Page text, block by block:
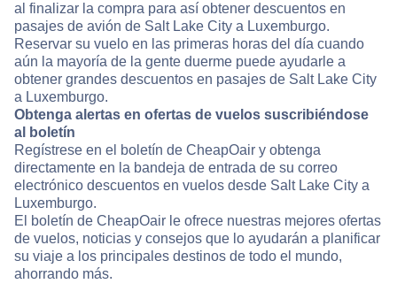
al finalizar la compra para así obtener descuentos en
pasajes de avión de Salt Lake City a Luxemburgo.
Reservar su vuelo en las primeras horas del día cuando
aún la mayoría de la gente duerme puede ayudarle a
obtener grandes descuentos en pasajes de Salt Lake City
a Luxemburgo.
Obtenga alertas en ofertas de vuelos suscribiéndose
al boletín
Regístrese en el boletín de CheapOair y obtenga
directamente en la bandeja de entrada de su correo
electrónico descuentos en vuelos desde Salt Lake City a
Luxemburgo.
El boletín de CheapOair le ofrece nuestras mejores ofertas
de vuelos, noticias y consejos que lo ayudarán a planificar
su viaje a los principales destinos de todo el mundo,
ahorrando más.